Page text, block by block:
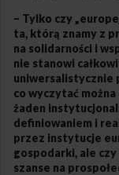
– Tylko czy
ta, którą znamy z
na solidarności i
nie stanowi
uniwersalistycznie
co wyczytać
żaden
definiowaniem i
przez instytucje
gospodarki, ale
szanse na